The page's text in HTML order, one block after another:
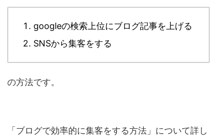
googleの検索上位にブログ記事を上げる
SNSから集客をする
の方法です。
「ブログで効率的に集客をする方法」について詳し